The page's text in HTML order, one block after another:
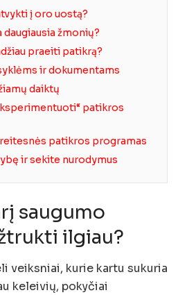
į oro uostą?
daugiausia žmonių?
praeiti patikrą?
ir dokumentams
daiktų
patikros
patikros programas
ir sekite nurodymus
saugumo
ilgiau?
veiksniai, kurie kartu sukuria
keleivių, pokyčiai